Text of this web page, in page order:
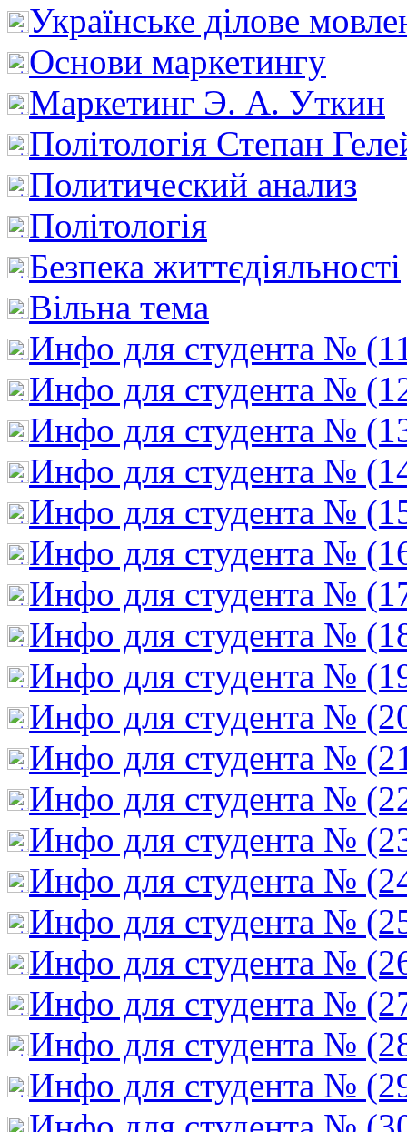
Українське ділове
Основи маркетингу
Маркетинг Э. А. Уткин
Політологія Степан
Политический анализ
Політологія
Безпека життєдіяльності
Вільна тема
Инфо для студента №
Инфо для студента №
Инфо для студента №
Инфо для студента №
Инфо для студента №
Инфо для студента №
Инфо для студента №
Инфо для студента №
Инфо для студента №
Инфо для студента №
Инфо для студента №
Инфо для студента №
Инфо для студента №
Инфо для студента №
Инфо для студента №
Инфо для студента №
Инфо для студента №
Инфо для студента №
Инфо для студента №